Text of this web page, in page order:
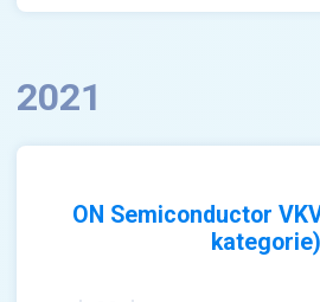
2021
ON Semiconductor
kategorie)